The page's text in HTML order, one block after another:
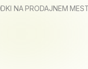
NA PRODAJNEM